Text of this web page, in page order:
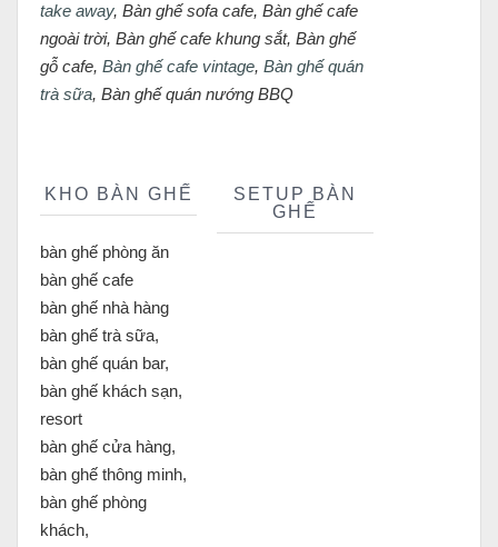
take away, Bàn ghế sofa cafe, Bàn ghế cafe
ngoài trời, Bàn ghế cafe khung sắt, Bàn ghế
gỗ cafe, Bàn ghế cafe vintage, Bàn ghế quán
trà sữa, Bàn ghế quán nướng BBQ
KHO BÀN GHẾ
bàn ghế phòng ăn
bàn ghế cafe
bàn ghế nhà hàng
bàn ghế trà sữa,
bàn ghế quán bar,
bàn ghế khách sạn,
resort
bàn ghế cửa hàng,
bàn ghế thông minh,
bàn ghế phòng
khách,
SETUP BÀN
GHẾ